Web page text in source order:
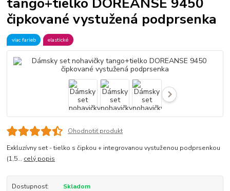
čipkované vystužená podprsenka
viac farieb elastické
Ohodnotiť produkt
Exkluzívny set - tielko s čipkou + integrovanou vystuženou podprsenkou
(1,5... celý popis
Dostupnosť:
Skladom